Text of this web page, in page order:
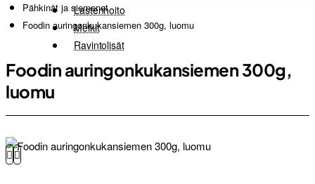
Lastenhoito
Meikit
Ravintolisät
Pähkinät ja siemenet
Foodin auringonkukansiemen 300g, luomu
Foodin auringonkukansiemen 300g,
luomu